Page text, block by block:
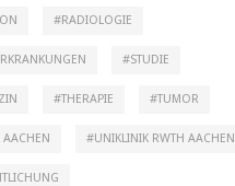
RADIOLOGIE
STUDIE
THERAPIE TUMOR
AACHEN UNIKLINIK RWTH AACHEN